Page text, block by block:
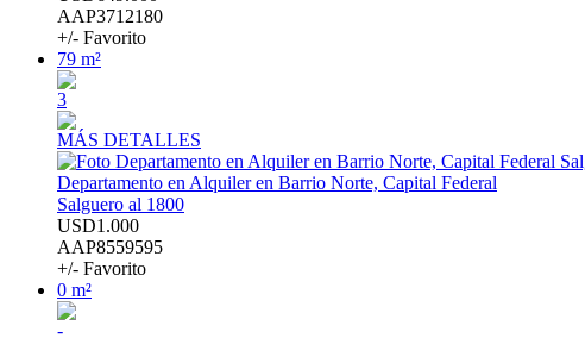
AAP3712180
+/- Favorito
79 m²
3
MÁS DETALLES
Departamento en Alquiler en Barrio Norte, Capital Federal
Salguero al 1800
USD1.000
AAP8559595
+/- Favorito
0 m²
-